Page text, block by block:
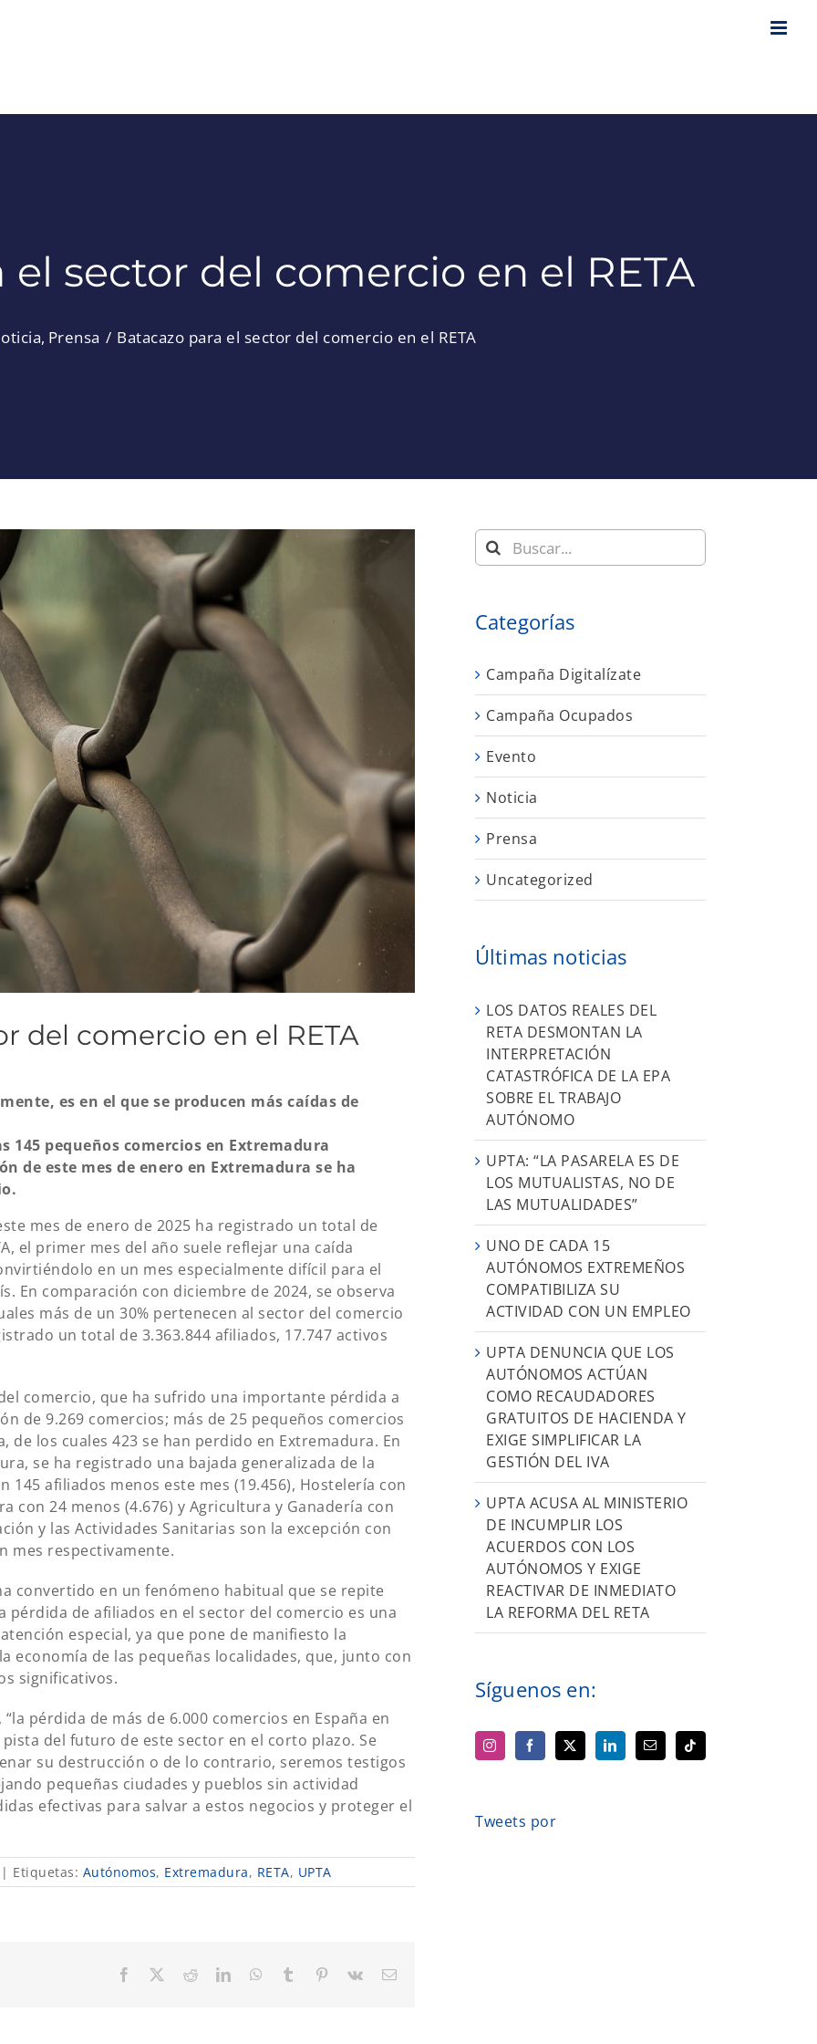
el sector del comercio en el RETA
Prensa Batacazo para el sector del comercio en el RETA
del comercio en el RETA
es en el que se producen más caídas de
145 pequeños comercios en Extremadura
de este mes de enero en Extremadura se ha
mes de enero de 2025 ha registrado un total de
el primer mes del año suele reflejar una caída
en un mes especialmente difícil para el
En comparación con diciembre de 2024, se observa
más de un 30% pertenecen al sector del comercio
un total de 3.363.844 afiliados, 17.747 activos
comercio, que ha sufrido una importante pérdida a
de 9.269 comercios; más de 25 pequeños comercios
de los cuales 423 se han perdido en Extremadura. En
se ha registrado una bajada generalizada de la
145 afiliados menos este mes (19.456), Hostelería con
con 24 menos (4.676) y Agricultura y Ganadería con
y las Actividades Sanitarias son la excepción con
mes respectivamente.
convertido en un fenómeno habitual que se repite
pérdida de afiliados en el sector del comercio es una
especial, ya que pone de manifiesto la
economía de las pequeñas localidades, que, junto con
significativos.
pérdida de más de 6.000 comercios en España en
del futuro de este sector en el corto plazo. Se
su destrucción o de lo contrario, seremos testigos
pequeñas ciudades y pueblos sin actividad
efectivas para salvar a estos negocios y proteger el
| Etiquetas: Autónomos, Extremadura, RETA, UPTA
Facebook RedditLinkedInWhatsApp
Tumblr Pinterest
Vk
Correo
Buscar:
Categorías
Campaña Digitalízate
Campaña Ocupados
Evento
Noticia
Prensa
Uncategorized
Últimas noticias
LOS DATOS REALES DEL
RETA DESMONTAN LA
INTERPRETACIÓN
CATASTRÓFICA DE LA EPA
SOBRE EL TRABAJO
AUTÓNOMO
UPTA: “LA PASARELA ES DE
LOS MUTUALISTAS, NO DE
LAS MUTUALIDADES”
UNO DE CADA 15
AUTÓNOMOS EXTREMEÑOS
COMPATIBILIZA SU
ACTIVIDAD CON UN EMPLEO
UPTA DENUNCIA QUE LOS
AUTÓNOMOS ACTÚAN
COMO RECAUDADORES
GRATUITOS DE HACIENDA Y
EXIGE SIMPLIFICAR LA
GESTIÓN DEL IVA
UPTA ACUSA AL MINISTERIO
DE INCUMPLIR LOS
ACUERDOS CON LOS
AUTÓNOMOS Y EXIGE
REACTIVAR DE INMEDIATO
LA REFORMA DEL RETA
Síguenos en:
Tweets por